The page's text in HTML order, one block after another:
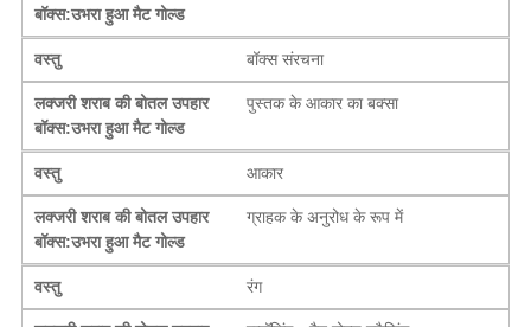
बॉक्स:उभरा हुआ मैट गोल्ड
वस्तु बॉक्स संरचना
लक्जरी शराब की बोतल उपहार
बॉक्स:उभरा हुआ मैट गोल्ड
पुस्तक के आकार का बक्सा
वस्तु आकार
लक्जरी शराब की बोतल उपहार
बॉक्स:उभरा हुआ मैट गोल्ड
ग्राहक के अनुरोध के रूप में
वस्तु रंग